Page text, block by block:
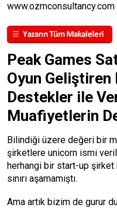
www.ozmconsultancy.com
Peak Games
Oyun
Destekler ile
Muafiyetlerin
Bilindiği üzere değeri bir
şirketlere unicorn ismi
herhangi bir start-up şirket
sınırı aşamamıştı.
Ama artık bizim de gurur